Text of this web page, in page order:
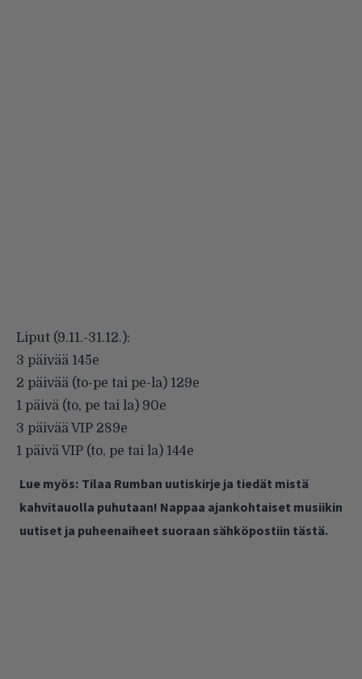
Liput (9.11.-31.12.):
3 päivää 145e
2 päivää (to-pe tai pe-la) 129e
1 päivä (to, pe tai la) 90e
3 päivää VIP 289e
1 päivä VIP (to, pe tai la) 144e
Lue myös: Tilaa Rumban uutiskirje ja tiedät mistä
kahvitauolla puhutaan! Nappaa ajankohtaiset musiikin
uutiset ja puheenaiheet suoraan sähköpostiin tästä.